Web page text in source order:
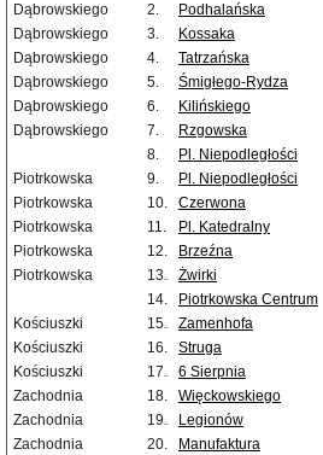
Dąbrowskiego
2. Podhalańska
Dąbrowskiego
3. Kossaka
Dąbrowskiego
4. Tatrzańska
Dąbrowskiego
5. Śmigłego-Rydza
Dąbrowskiego
6. Kilińskiego
Dąbrowskiego
7. Rzgowska
8.
Pl. Niepodległości
Piotrkowska
9. Pl. Niepodległości
Piotrkowska
10. Czerwona
Piotrkowska
11. Pl. Katedralny
Piotrkowska
12. Brzeźna
Piotrkowska
13. Żwirki
14.
Piotrkowska Centrum
Kościuszki
15. Zamenhofa
Kościuszki
16. Struga
Kościuszki
17. 6 Sierpnia
Zachodnia
18. Więckowskiego
Zachodnia
19. Legionów
Zachodnia
20. Manufaktura